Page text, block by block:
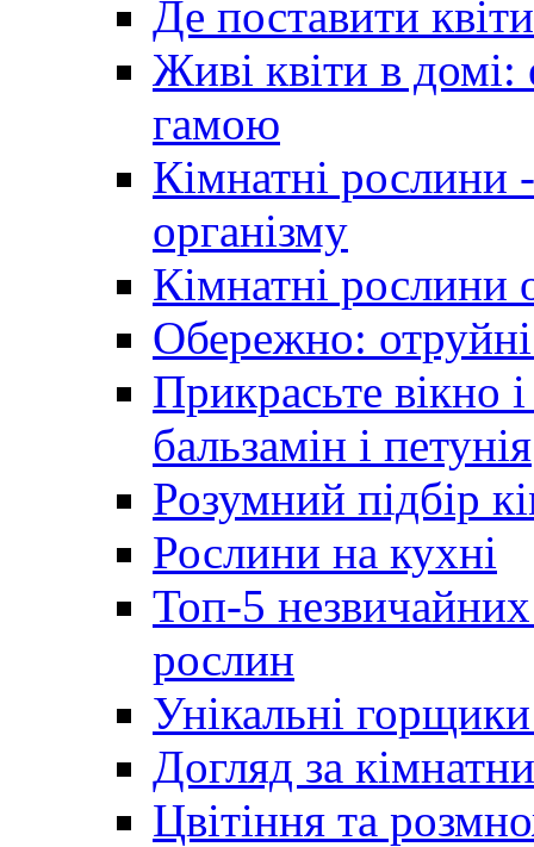
Де поставити
Живі квіти в
гамою
Кімнатні рослини
організму
Кімнатні рослини
Обережно:
Прикрасьте вікно
бальзамін і петунія
Розумний підбір
Рослини на кухні
Топ-5
рослин
Унікальні горщики
Догляд за
Цвітіння та